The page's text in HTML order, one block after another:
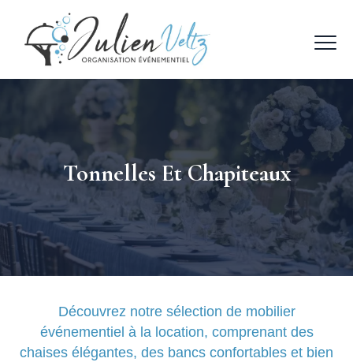
Tonnelles Et Chapiteaux
Découvrez notre sélection de mobilier
événementiel à la location, comprenant des
chaises élégantes, des bancs confortables et bien